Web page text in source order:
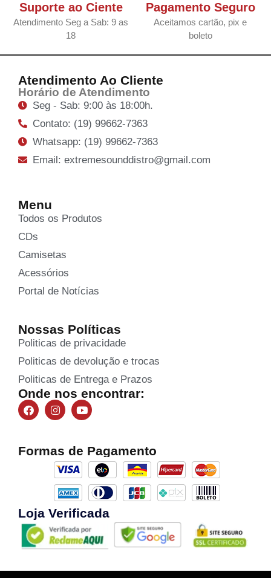
Suporte ao Ciente
Atendimento Seg a Sab: 9 as
18
Pagamento Seguro
Aceitamos cartão, pix e
boleto
Atendimento Ao Cliente
Horário de Atendimento
Seg - Sab: 9:00 às 18:00h.
Contato: (19) 99662-7363
Whatsapp: (19) 99662-7363
Email: extremesounddistro@gmail.com
Menu
Todos os Produtos
CDs
Camisetas
Acessórios
Portal de Notícias
Nossas Políticas
Politicas de privacidade
Politicas de devolução e trocas
Politicas de Entrega e Prazos
Onde nos encontrar:
Formas de Pagamento
Loja Verificada